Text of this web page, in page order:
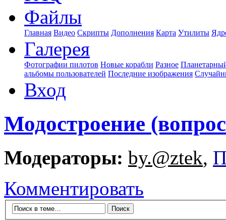
Файлы
Главная Видео Скрипты Дополнения Карта Утилиты
Галерея
Фотографии пилотов Новые корабли Разное
альбомы пользователей Последние изображения
Вход
Модостроение
Модераторы: by.@ztek,
Комментировать